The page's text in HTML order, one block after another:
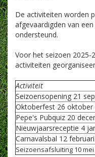
De activiteiten worden
afgevaardigden van
ondersteund.
Voor het seizoen 2025-
activiteiten
Activiteit
Seizoensopening 21
Oktoberfest 26 oktober
Pepe's Pubquiz 20
Nieuwjaarsreceptie 4
Carnavalsbal 12
Seizoensafsluiting 10 mei